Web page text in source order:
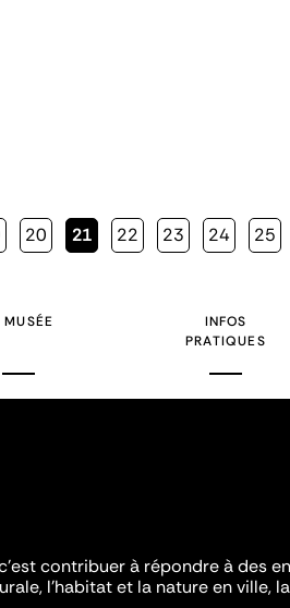
Page
20
Page
21 Page
22 Page
23 Page
24 Page
25
MUSÉE
INFOS
PRATIQUES
contribuer à répondre à des
l'habitat et la nature en ville,